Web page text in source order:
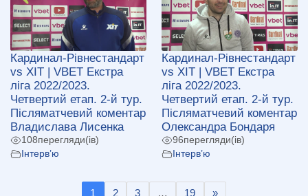
Кардинал-Рівнестандарт
vs ХІТ | VBET Екстра
ліга 2022/2023.
Четвертий етап. 2-й тур.
Післяматчевий коментар
Владислава Лисенка
108перегляди(ів)
Інтерв’ю
Кардинал-Рівнестандарт
vs ХІТ | VBET Екстра
ліга 2022/2023.
Четвертий етап. 2-й тур.
Післяматчевий коментар
Олександра Бондаря
96перегляди(ів)
Інтерв’ю
1 2 3 … 19 »